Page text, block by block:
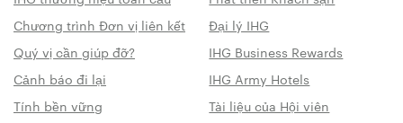
Chương trình Đơn vị liên kết
Đại lý IHG
Quý vị cần giúp đỡ?
IHG Business Rewards
Cảnh báo đi lại
IHG Army Hotels
Tính bền vững
Tài liệu của Hội viên